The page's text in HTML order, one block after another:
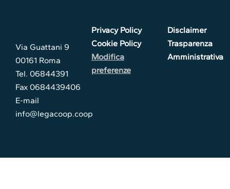
Via Guattani 9
00161 Roma
Tel. 06844391
Fax 0684439406
E-mail
info@legacoop.coop
Privacy Policy
Cookie Policy
Modifica
preferenze
Disclaimer
Trasparenza
Amministrativa